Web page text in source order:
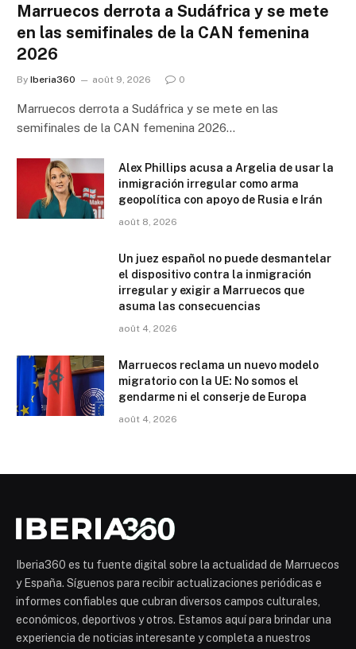
Marruecos derrota a Sudáfrica y se mete
en las semifinales de la CAN femenina
2026
By Iberia360 août 9, 2026 0
Marruecos derrota a Sudáfrica y se mete en las
semifinales de la CAN femenina 2026…
Alex Phillips acusa a Argelia de usar la
inmigración irregular como arma
geopolítica con apoyo de Rusia e Irán
août 8, 2026
Un juez español no puede desmantelar
el dispositivo contra la inmigración
irregular y exigir a Marruecos que
asuma las consecuencias
août 4, 2026
Marruecos reclama un nuevo modelo
migratorio con la UE: No somos el
gendarme ni el conserje de Europa
août 4, 2026
Iberia360 es tu fuente digital sobre la actualidad de Marruecos
y España. Síguenos para recibir actualizaciones periódicas e
informes confiables que cubran diversos campos culturales,
económicos, deportivos y otros. Estamos aquí para brindar una
experiencia de noticias interesante y completa a nuestros